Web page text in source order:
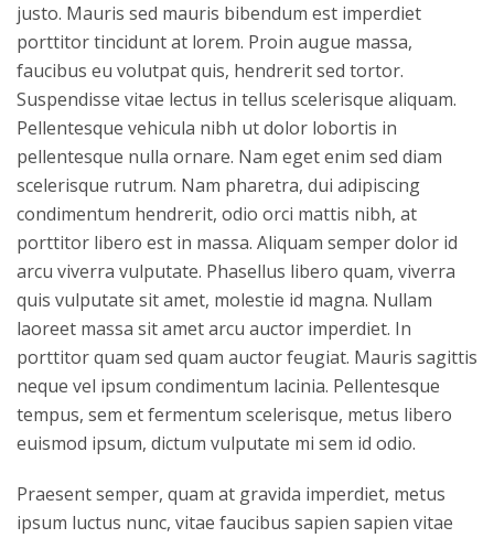
justo. Mauris sed mauris bibendum est imperdiet
porttitor tincidunt at lorem. Proin augue massa,
faucibus eu volutpat quis, hendrerit sed tortor.
Suspendisse vitae lectus in tellus scelerisque aliquam.
Pellentesque vehicula nibh ut dolor lobortis in
pellentesque nulla ornare. Nam eget enim sed diam
scelerisque rutrum. Nam pharetra, dui adipiscing
condimentum hendrerit, odio orci mattis nibh, at
porttitor libero est in massa. Aliquam semper dolor id
arcu viverra vulputate. Phasellus libero quam, viverra
quis vulputate sit amet, molestie id magna. Nullam
laoreet massa sit amet arcu auctor imperdiet. In
porttitor quam sed quam auctor feugiat. Mauris sagittis
neque vel ipsum condimentum lacinia. Pellentesque
tempus, sem et fermentum scelerisque, metus libero
euismod ipsum, dictum vulputate mi sem id odio.
Praesent semper, quam at gravida imperdiet, metus
ipsum luctus nunc, vitae faucibus sapien sapien vitae